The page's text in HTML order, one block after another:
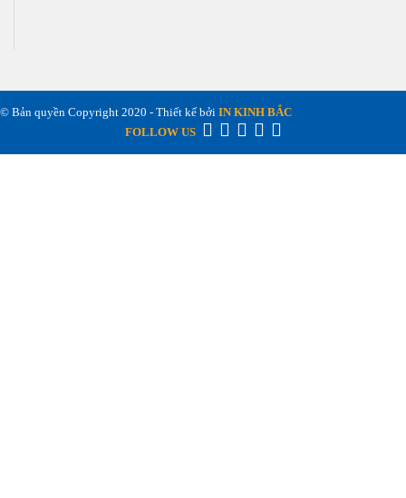
© Bản quyền Copyright 2020 - Thiết kế bởi IN KINH BẮC
FOLLOW US